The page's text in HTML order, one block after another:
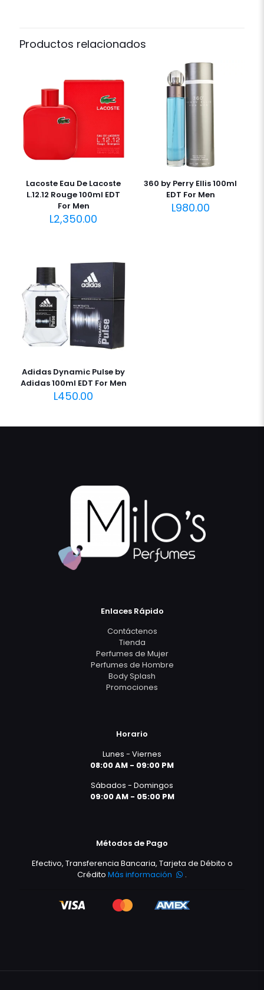
Productos relacionados
Lacoste Eau De Lacoste
L.12.12 Rouge 100ml EDT
For Men
L2,350.00
360 by Perry Ellis 100ml
EDT For Men
L980.00
Adidas Dynamic Pulse by
Adidas 100ml EDT For Men
L450.00
Enlaces Rápido
Contáctenos
Tienda
Perfumes de Mujer
Perfumes de Hombre
Body Splash
Promociones
Horario
Lunes - Viernes
08:00 AM - 09:00 PM
Sábados - Domingos
09:00 AM - 05:00 PM
Métodos de Pago
Efectivo, Transferencia Bancaria, Tarjeta de Débito o
CréditoMás información .